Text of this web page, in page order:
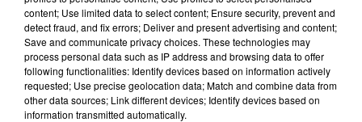
connue depuis l’Antiquité, est utilisée pour aspirer le
cérumen sans l’enfoncer vers le fond comme le ferait un
coton-tige traditionnel.
Pour les curieux, vous pouvez aller directement visiterle site
internetou la page Instagramde So Natural Cosmetik. Pour
prendre rendez-vous, ou pour des informations
content; Use limited data to select content; Ensure security, prevent and
detect fraud, and fix errors; Deliver and present advertising and content;
Save and communicate privacy choices. These technologies may
process personal data such as IP address and browsing data to offer
following functionalities: Identify devices based on information actively
requested; Use precise geolocation data; Match and combine data from
other data sources; Link different devices; Identify devices based on
information transmitted automatically.